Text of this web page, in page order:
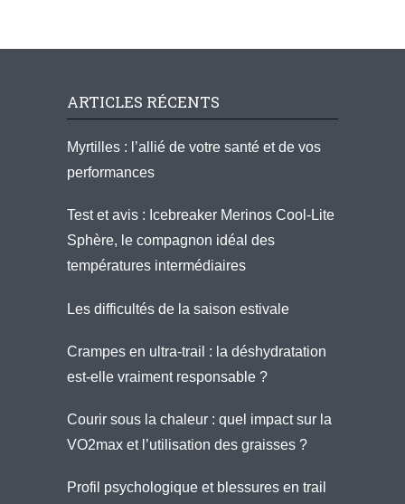
ARTICLES RÉCENTS
Myrtilles : l’allié de votre santé et de vos
performances
Test et avis : Icebreaker Merinos Cool-Lite
Sphère, le compagnon idéal des
températures intermédiaires
Les difficultés de la saison estivale
Crampes en ultra-trail : la déshydratation
est-elle vraiment responsable ?
Courir sous la chaleur : quel impact sur la
VO2max et l’utilisation des graisses ?
Profil psychologique et blessures en trail